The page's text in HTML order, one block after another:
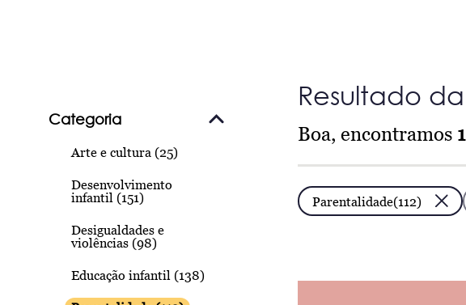
Categoria
Arte e cultura (25)
Desenvolvimento
infantil (151)
Desigualdades e
violências (98)
Educação infantil (138)
Resultado
Boa, encontramos
Parentalidade(112)